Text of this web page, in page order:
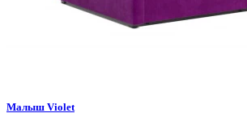
Малыш Violet